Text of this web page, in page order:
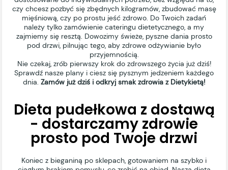
czy chcesz pozbyć się zbędnych kilogramów, zbudować masę
mięśniową, czy po prostu jeść zdrowo. Do Twoich zadań
należy tylko zamówienie cateringu dietetycznego, a my
zajmiemy się resztą. Dowozimy świeże, pyszne dania prosto
pod drzwi, pilnując tego, aby zdrowe odżywianie było
przyjemnością.
Nie czekaj, zrób pierwszy krok do zdrowszego życia już dziś!
Sprawdź nasze plany i ciesz się pysznym jedzeniem każdego
dnia. Zamów już dziś i odkryj smak zdrowia z Dietykietą!
Dieta pudełkowa z dostawą
- dostarczamy zdrowie
prosto pod Twoje drzwi
Koniec z bieganiną po sklepach, gotowaniem na szybko i